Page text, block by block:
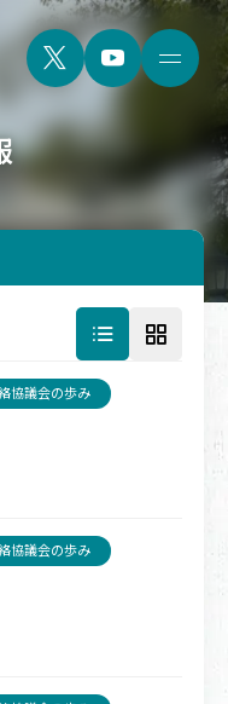
協議会の歩み
協議会の歩み